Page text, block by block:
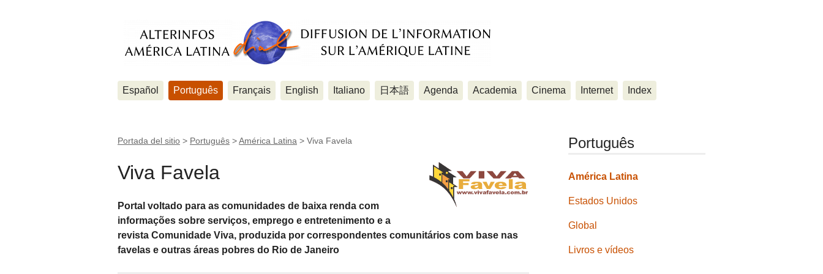
Español Português Français English Italiano 日本語 Agenda Academia Cinema Internet Index
Portada del sitio > Português >América Latina > Viva Favela
Viva Favela
Portal voltado para as comunidades de baixa renda com
informações sobre serviços, emprego e entretenimento e a
revista Comunidade Viva, produzida por correspondentes comunitários com base nas
favelas e outras áreas pobres do Rio de Janeiro
Português
América Latina
Estados Unidos
Global
Livros e vídeos